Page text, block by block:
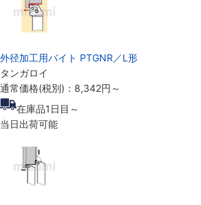
外径加工用バイト PTGNR／L形
タンガロイ
通常価格(税別)： 8,342円 ～
在庫品1日目～
当日出荷可能